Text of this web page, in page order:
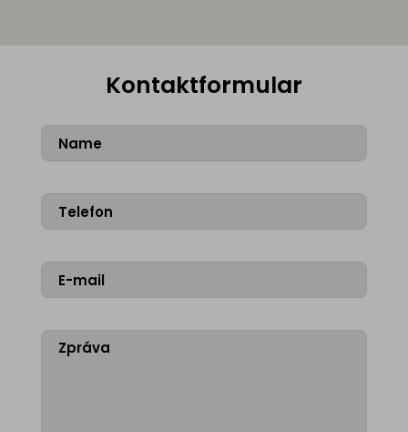
Kontaktformular